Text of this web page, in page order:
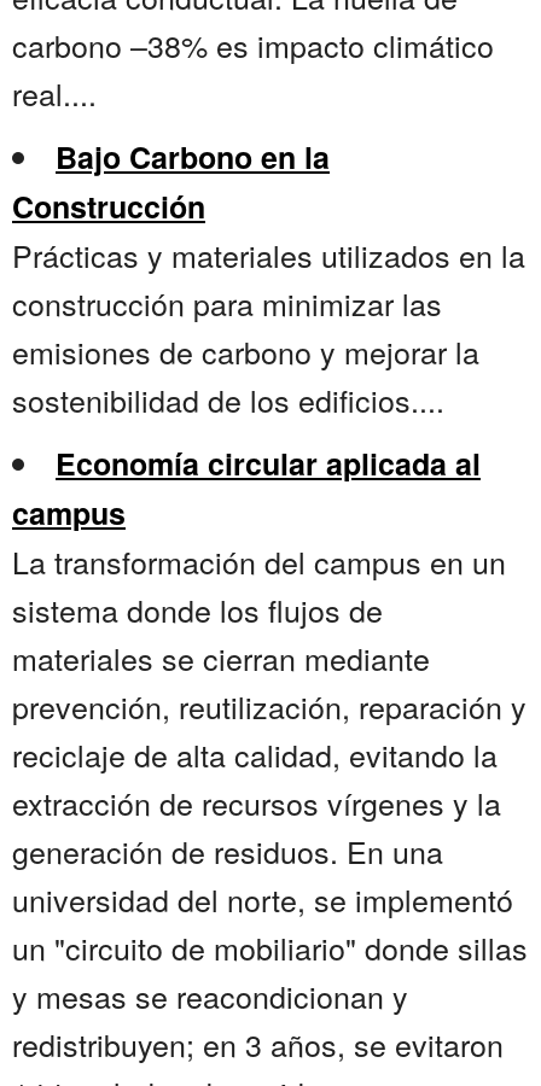
carbono –38% es impacto climático
real....
Bajo Carbono en la
Construcción
Prácticas y materiales utilizados en la
construcción para minimizar las
emisiones de carbono y mejorar la
sostenibilidad de los edificios....
Economía circular aplicada al
campus
La transformación del campus en un
sistema donde los flujos de
materiales se cierran mediante
prevención, reutilización, reparación y
reciclaje de alta calidad, evitando la
extracción de recursos vírgenes y la
generación de residuos. En una
universidad del norte, se implementó
un "circuito de mobiliario" donde sillas
y mesas se reacondicionan y
redistribuyen; en 3 años, se evitaron